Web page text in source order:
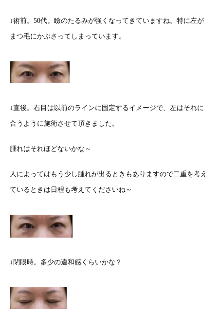
↓術前。50代。瞼のたるみが強くなってきていますね。特に左が
まつ毛にかぶさってしまっています。
↓直後。右目は以前のラインに固定するイメージで、左はそれに
合うように施術させて頂きました。
腫れはそれほどないかな～
人によってはもう少し腫れが出るときもありますので二重を考え
ているときは日程も考えてくださいね～
↓閉眼時。多少の違和感くらいかな？